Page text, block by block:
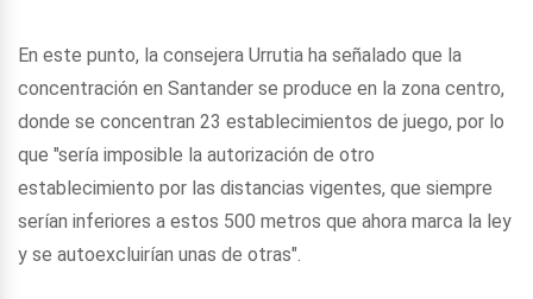
En este punto, la consejera Urrutia ha señalado que la
concentración en Santander se produce en la zona centro,
donde se concentran 23 establecimientos de juego, por lo
que "sería imposible la autorización de otro
establecimiento por las distancias vigentes, que siempre
serían inferiores a estos 500 metros que ahora marca la ley
y se autoexcluirían unas de otras".